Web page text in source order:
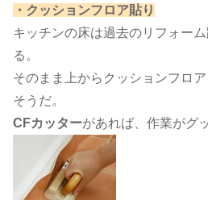
​・クッションフロア貼り​
キッチンの床は過去のリフォー
る。
そのまま上からクッションフロ
そうだ。
CFカッターがあれば、作業がグ